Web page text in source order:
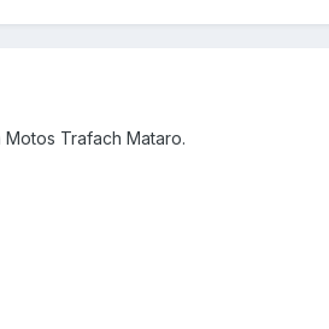
Trafach Mataro.